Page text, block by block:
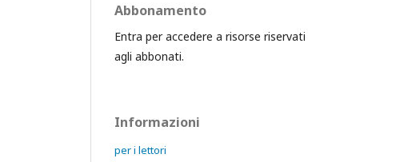
Abbonamento
Entra per accedere a risorse riservati
agli abbonati.
Informazioni
per i lettori